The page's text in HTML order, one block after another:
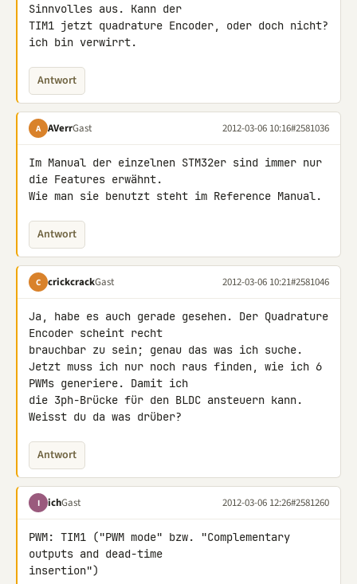
Sinnvolles aus. Kann der
TIM1 jetzt quadrature Encoder, oder doch nicht?
ich bin verwirrt.
Antwort
A AVerrGast 2012-03-06 10:16#2581036
Im Manual der einzelnen STM32er sind immer nur
die Features erwähnt.
Wie man sie benutzt steht im Reference Manual.
Antwort
C crickcrackGast 2012-03-06 10:21#2581046
Ja, habe es auch gerade gesehen. Der Quadrature
Encoder scheint recht
brauchbar zu sein; genau das was ich suche.
Jetzt muss ich nur noch raus finden, wie ich 6
PWMs generiere. Damit ich
die 3ph-Brücke für den BLDC ansteuern kann.
Weisst du da was drüber?
Antwort
I ichGast 2012-03-06 12:26#2581260
PWM: TIM1 ("PWM mode" bzw. "Complementary
outputs and dead-time
insertion")